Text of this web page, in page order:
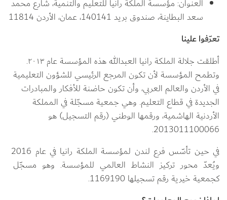
العنوان: مؤسسة الملكة رانيا للتعليم والتنمية، شارع محمد
سعد البطاينة، صندوق بريد 140141، عمان، الأردن 11814
تعرّفوا علينا
أطلقت جلالة الملكة رانيا العبدالله هذه المؤسسة عام ٢٠١٣.
وتطمح المؤسسة لأن تكون المرجع الرئيسي للشؤون التعليمية
في الأردن والعالم العربي، وأن تكون حاضنة للأفكار والمبادرات
الجديدة في قطاع التعليم. وهي جمعية مسجّلة في المملكة
الأردنية الهاشمية، ورقمها الوطني (رقم التسجيل) هو
2013011100066.
ويُعدّ محور تركيز النشاط العالمي للمؤسسة. وهو مسجّل
كجمعية خيرية رقم تسجيلها 1169190.